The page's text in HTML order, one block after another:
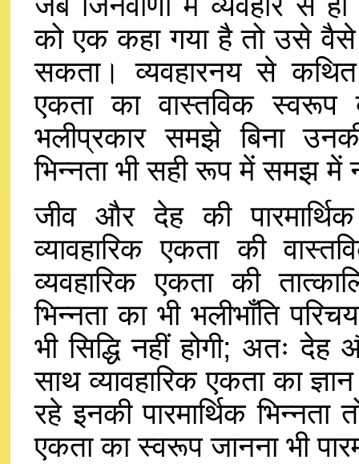
को एक कहा गया है तो उसे वैसे
सकता। व्यवहारनय से
एकता का वास्तविक
भलीप्रकार समझे बिना
भिन्नता भी सही रूप में समझ
जीव और देह की
व्यावहारिक एकता की
व्यवहारिक एकता की
भिन्नता का भी भलीभाँति
भी सिद्धि नहीं होगी; अतः
साथ व्यावहारिक एकता का
रहे इनकी पारमार्थिक भिन्नता
एकता का स्वरूप जानना भी